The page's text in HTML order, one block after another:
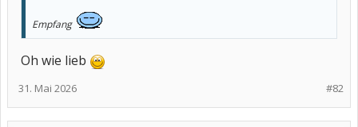
Empfang
Oh wie lieb
#82
31. Mai 2026